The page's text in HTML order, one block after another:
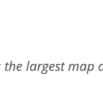
largest map